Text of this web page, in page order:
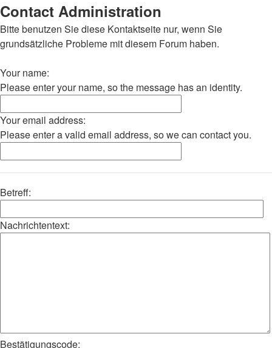
Contact Administration
Bitte benutzen Sie diese Kontaktseite nur, wenn Sie
grundsätzliche Probleme mit diesem Forum haben.
Your name:
Please enter your name, so the message has an identity.
Your email address:
Please enter a valid email address, so we can contact you.
Betreff:
Nachrichtentext:
Bestätigungscode: